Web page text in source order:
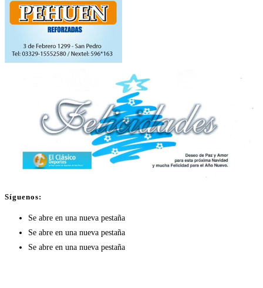
Síguenos:
Se abre en una nueva pestaña
Se abre en una nueva pestaña
Se abre en una nueva pestaña